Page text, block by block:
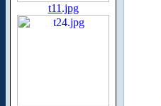
t11.jpg